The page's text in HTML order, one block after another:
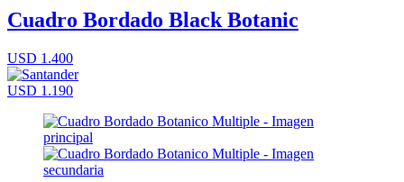
Cuadro Bordado Black Botanic
USD 1.400
USD 1.190